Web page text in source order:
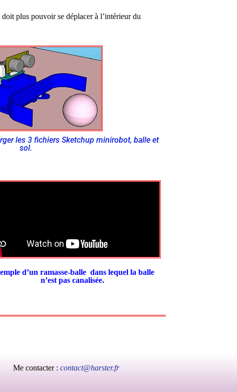
plus pouvoir se déplacer à l’intérieur du
les 3 fichiers Sketchup minirobot, balle et
sol.
d’un ramasse-balle dans lequel la balle
n’est pas canalisée.
Me contacter : contact@harster.fr